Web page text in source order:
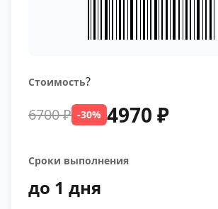
Стоимость?
6700 ₽ -30% 4970 ₽
Сроки выполнения
до 1 дня